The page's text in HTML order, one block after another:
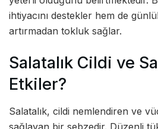
ihtiyacını destekler hem de
artırmadan tokluk sağlar.
Salatalık Cildi ve
Etkiler?
Salatalık, cildi nemlendiren ve
sağlayan bir sebzedir. Düzenli